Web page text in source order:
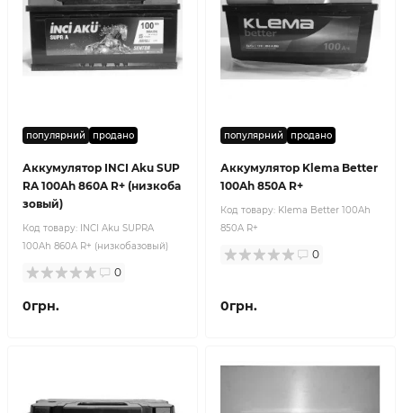
популярний продано
Аккумулятор INCI Aku SUP
RA 100Ah 860A R+ (низкоба
зовый)
Код товару: INCI Aku SUPRA
100Ah 860A R+ (низкобазовый)
0
0грн.
популярний продано
Аккумулятор Klema Better
100Ah 850A R+
Код товару: Klema Better 100Ah
850A R+
0
0грн.